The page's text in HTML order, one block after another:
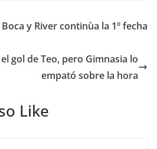
y River continùa la 1º fecha
gol de Teo, pero Gimnasia lo
empató sobre la hora
Like